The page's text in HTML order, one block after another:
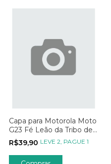
Capa para Motorola Moto
G23 Fé Leão da Tribo de
Davi
R$39,90 LEVE 2, PAGUE 1